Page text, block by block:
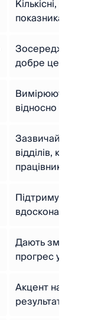
Кількісні,
показниках
Зосереджені
добре це
Вимірюють
відносно
Зазвичай
відділів,
працівників
Підтримують
Дають змогу
прогрес у
Акцент на
результатах